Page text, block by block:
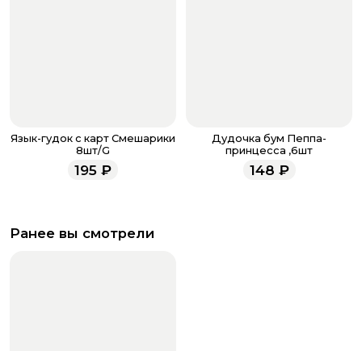
Язык-гудок с карт Смешарики
8шт/G
195 ₽
Дудочка бум Пеппа-
принцесса ,6шт
148 ₽
Ранее вы смотрели